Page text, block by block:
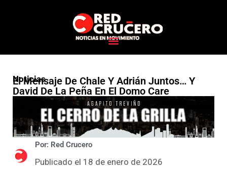
Noticias
El Mensaje De Chale Y Adrián Juntos… Y
David De La Peña En El Domo Care
Por: Red Crucero
Publicado el 18 de enero de 2026